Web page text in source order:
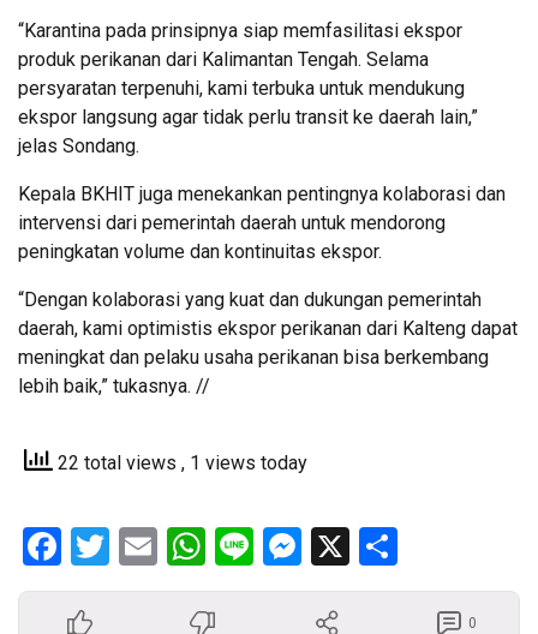
“Karantina pada prinsipnya siap memfasilitasi ekspor
produk perikanan dari Kalimantan Tengah. Selama
persyaratan terpenuhi, kami terbuka untuk mendukung
ekspor langsung agar tidak perlu transit ke daerah lain,”
jelas Sondang.
Kepala BKHIT juga menekankan pentingnya kolaborasi dan
intervensi dari pemerintah daerah untuk mendorong
peningkatan volume dan kontinuitas ekspor.
“Dengan kolaborasi yang kuat dan dukungan pemerintah
daerah, kami optimistis ekspor perikanan dari Kalteng dapat
meningkat dan pelaku usaha perikanan bisa berkembang
lebih baik,” tukasnya. //
22 total views , 1 views today
Facebook
Twitter
EmailWhatsApp
LineMessenger
X
0